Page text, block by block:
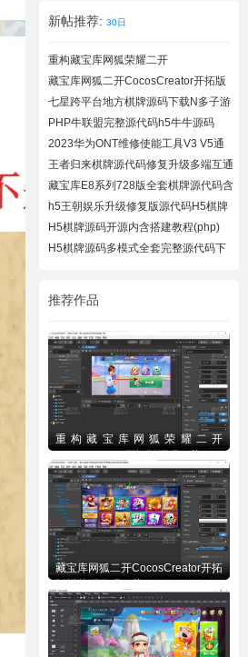
新帖推荐: 30日
重构藏宝库网狐荣耀二开
CocosCreator开拓版
藏宝库网狐二开CocosCreator开拓版
棋牌源代
七星跨平台地方棋牌源码下载N多子游
戏APP/H
PHP牛联盟完整源代码h5牛牛源码
2023华为ONT维修使能工具V3 V5通
用下载
王者归来棋牌源代码修复升级多端互通
近百款
藏宝库E8系列728版全套棋牌源代码含
728UI工
h5王朝娱乐升级修复版源代码H5棋牌
全套源码
H5棋牌源码开源内含搭建教程(php)
H5棋牌源码多模式全套完整源代码下
推荐作品
重构藏宝库网狐荣耀二开
藏宝库网狐二开CocosCreator开拓